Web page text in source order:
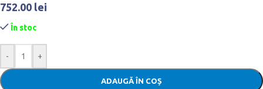
752.00 lei
În stoc
- +
ADAUGĂ ÎN COȘ